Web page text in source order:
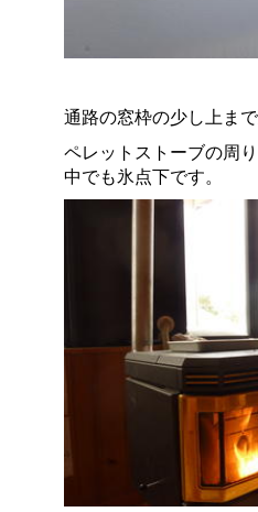
通路の窓枠の少し上まで
ペレットストーブの周
中でも氷点下です。